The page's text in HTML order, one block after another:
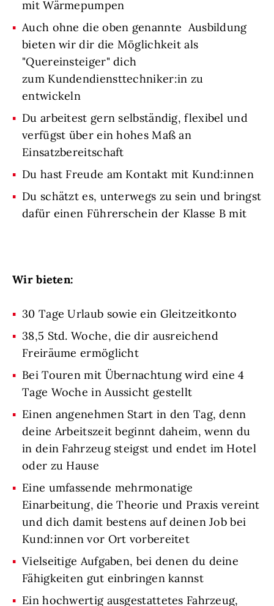
mit Wärmepumpen
Auch ohne die oben genannte Ausbildung
bieten wir dir die Möglichkeit als
"Quereinsteiger" dich
zum Kundendiensttechniker:in zu
entwickeln
Du arbeitest gern selbständig, flexibel und
verfügst über ein hohes Maß an
Einsatzbereitschaft
Du hast Freude am Kontakt mit Kund:innen
Du schätzt es, unterwegs zu sein und bringst
dafür einen Führerschein der Klasse B mit
Wir bieten:
30 Tage Urlaub sowie ein Gleitzeitkonto
38,5 Std. Woche, die dir ausreichend
Freiräume ermöglicht
Bei Touren mit Übernachtung wird eine 4
Tage Woche in Aussicht gestellt
Einen angenehmen Start in den Tag, denn
deine Arbeitszeit beginnt daheim, wenn du
in dein Fahrzeug steigst und endet im Hotel
oder zu Hause
Eine umfassende mehrmonatige
Einarbeitung, die Theorie und Praxis vereint
und dich damit bestens auf deinen Job bei
Kund:innen vor Ort vorbereitet
Vielseitige Aufgaben, bei denen du deine
Fähigkeiten gut einbringen kannst
Ein hochwertig ausgestattetes Fahrzeug,